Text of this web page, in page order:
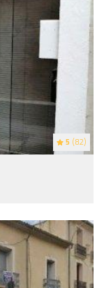
5 (82)